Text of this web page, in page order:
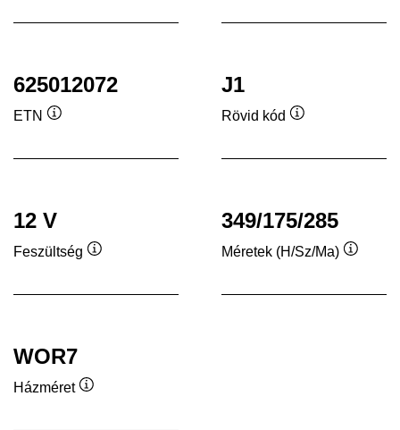
625012072
ETN
J1
Rövid kód
12 V
Feszültség
349/175/285
Méretek (H/Sz/Ma)
WOR7
Házméret